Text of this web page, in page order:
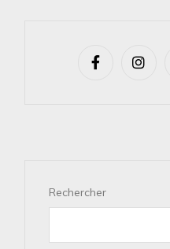
Rechercher